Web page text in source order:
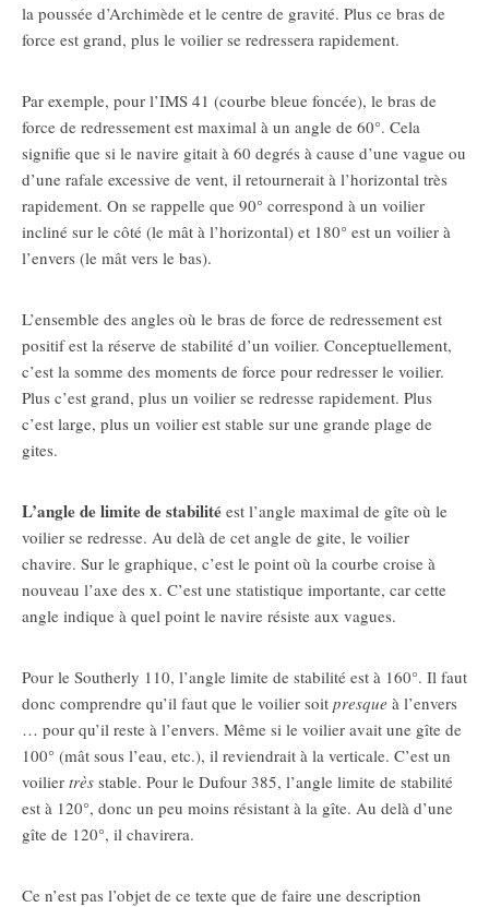
la poussée d’Archimède et le centre de gravité. Plus ce bras de
force est grand, plus le voilier se redressera rapidement.
Par exemple, pour l’IMS 41 (courbe bleue foncée), le bras de
force de redressement est maximal à un angle de 60°. Cela
signifie que si le navire gitait à 60 degrés à cause d’une vague ou
d’une rafale excessive de vent, il retournerait à l’horizontal très
rapidement. On se rappelle que 90° correspond à un voilier
incliné sur le côté (le mât à l’horizontal) et 180° est un voilier à
l’envers (le mât vers le bas).
L’ensemble des angles où le bras de force de redressement est
positif est la réserve de stabilité d’un voilier. Conceptuellement,
c’est la somme des moments de force pour redresser le voilier.
Plus c’est grand, plus un voilier se redresse rapidement. Plus
c’est large, plus un voilier est stable sur une grande plage de
gites.
L’angle de limite de stabilité est l’angle maximal de gîte où le
voilier se redresse. Au delà de cet angle de gite, le voilier
chavire. Sur le graphique, c’est le point où la courbe croise à
nouveau l’axe des x. C’est une statistique importante, car cette
angle indique à quel point le navire résiste aux vagues.
Pour le Southerly 110, l’angle limite de stabilité est à 160°. Il faut
donc comprendre qu’il faut que le voilier soit presque à l’envers
… pour qu’il reste à l’envers. Même si le voilier avait une gîte de
100° (mât sous l’eau, etc.), il reviendrait à la verticale. C’est un
voilier très stable. Pour le Dufour 385, l’angle limite de stabilité
est à 120°, donc un peu moins résistant à la gîte. Au delà d’une
gîte de 120°, il chavirera.
Ce n’est pas l’objet de ce texte que de faire une description